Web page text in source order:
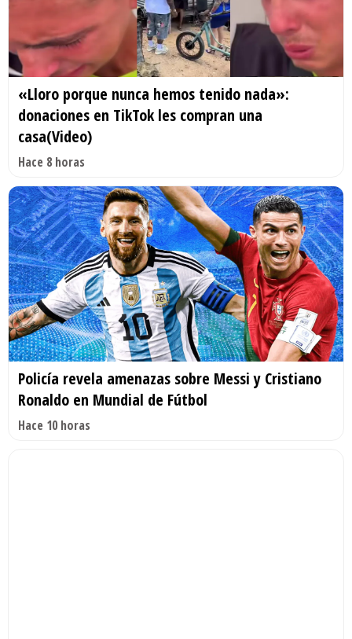
«Lloro porque nunca hemos tenido nada»:
donaciones en TikTok les compran una
casa(Video)
Hace 8 horas
Policía revela amenazas sobre Messi y Cristiano
Ronaldo en Mundial de Fútbol
Hace 10 horas